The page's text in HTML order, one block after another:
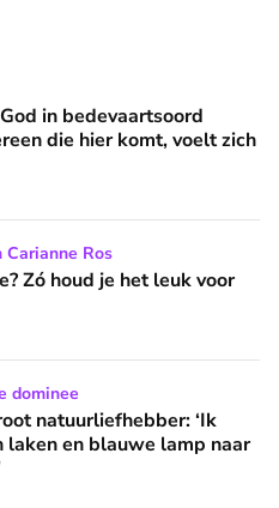
Lourdes: 'Iedereen
in bedevaartsoord
die hier komt, voelt zich
leuk voor de kinderen!
Carianne Ros
Zó houd je het leuk voor
‘Ik speur met een
dominee
natuurliefhebber: ‘Ik
laken en blauwe lamp naar